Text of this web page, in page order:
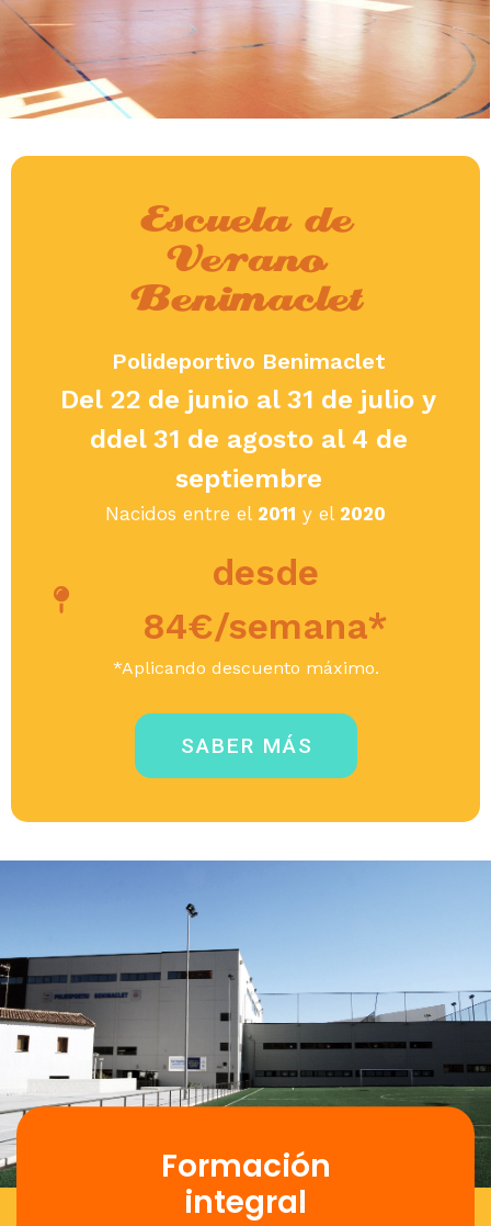
Escuela de
Verano
Benimaclet
Polideportivo Benimaclet
Del 22 de junio al 31 de julio y
ddel 31 de agosto al 4 de
septiembre
Nacidos entre el 2011 y el 2020
desde
84€/semana*
*Aplicando descuento máximo.
SABER MÁS
Formación
integral